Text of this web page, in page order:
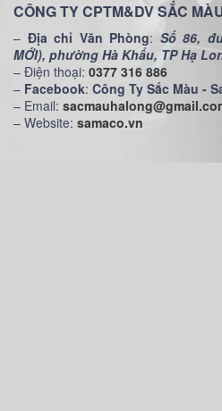
CÔNG TY CPTM&DV SẮC
– Địa chỉ Văn Phòng: Số 86,
MỚI), phường Hà Khẩu, TP Hạ
– Điện thoại: 0377 316 886
– Facebook: Công Ty Sắc Màu -
– Email:
– Website: samaco.vn